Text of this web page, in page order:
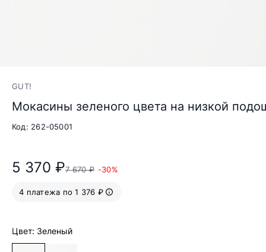
GUT!
Мокасины зеленого цвета на низкой
Код: 262-05001
5 370 ₽7 670 ₽ -30%
4 платежа по 1 376 ₽
Цвет: Зеленый